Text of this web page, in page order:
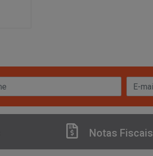
Notas Fiscais